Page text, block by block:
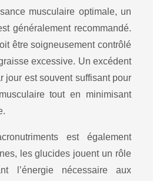
musculaire optimale, un
généralement recommandé.
être soigneusement contrôlé
excessive. Un excédent
jour est souvent suffisant pour
tout en minimisant
est également
les glucides jouent un rôle
l’énergie nécessaire aux